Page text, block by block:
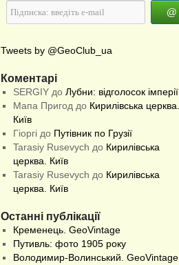
Tweets by @GeoClub_ua
Коментарі
SERGIY доЛубни: відголосок імперії
Мапа Пригод до Кирилівська церква.
Київ
Гіоргі до Путівник по Грузії
Tarasiy Rusevych до Кирилівська
церква. Київ
Tarasiy Rusevych до Кирилівська
церква. Київ
Останні публікації
Кременець. GeoVintage
Путивль: фото 1905 року
Володимир-Волинський. GeoVintage